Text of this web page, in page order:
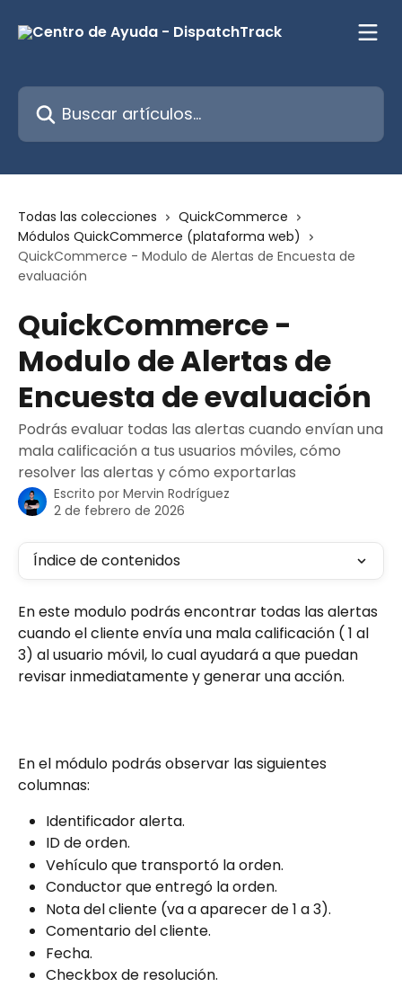
Buscar artículos...
Todas las colecciones
QuickCommerce
Módulos QuickCommerce (plataforma web)
QuickCommerce - Modulo de Alertas de Encuesta de
evaluación
QuickCommerce -
Modulo de Alertas de
Encuesta de evaluación
Podrás evaluar todas las alertas cuando envían una
mala calificación a tus usuarios móviles, cómo
resolver las alertas y cómo exportarlas
Escrito por Mervin Rodríguez
2 de febrero de 2026
Índice de contenidos
En este modulo podrás encontrar todas las alertas
cuando el cliente envía una mala calificación ( 1 al
3) al usuario móvil, lo cual ayudará a que puedan
revisar inmediatamente y generar una acción.
En el módulo podrás observar las siguientes
columnas:
Identificador alerta.
ID de orden.
Vehículo que transportó la orden.
Conductor que entregó la orden.
Nota del cliente (va a aparecer de 1 a 3).
Comentario del cliente.
Fecha.
Checkbox de resolución.